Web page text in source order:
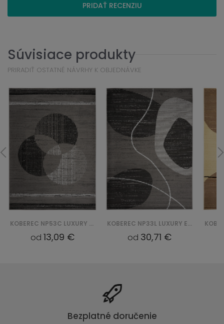
PRIDAŤ RECENZIU
Súvisiace produkty
PRIRADIŤ OSTATNÉ NÁVRHY K OBJEDNÁVKE
KOBEREC NP53C LUXURY EYM - SZARY
od 13,09 €
KOBEREC NP33L LUXURY EYM - SZARY
od 30,71 €
Bezplatné doručenie